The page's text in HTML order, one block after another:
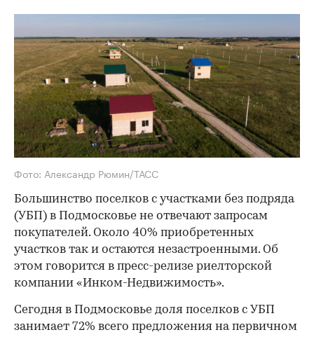
Фото: Александр Рюмин/ТАСС
Большинство поселков с участками без подряда
(УБП) в Подмосковье не отвечают запросам
покупателей. Около 40% приобретенных
участков так и остаются незастроенными. Об
этом говорится в пресс-релизе риелторской
компании «Инком-Недвижимость».
Сегодня в Подмосковье доля поселков с УБП
занимает 72% всего предложения на первичном